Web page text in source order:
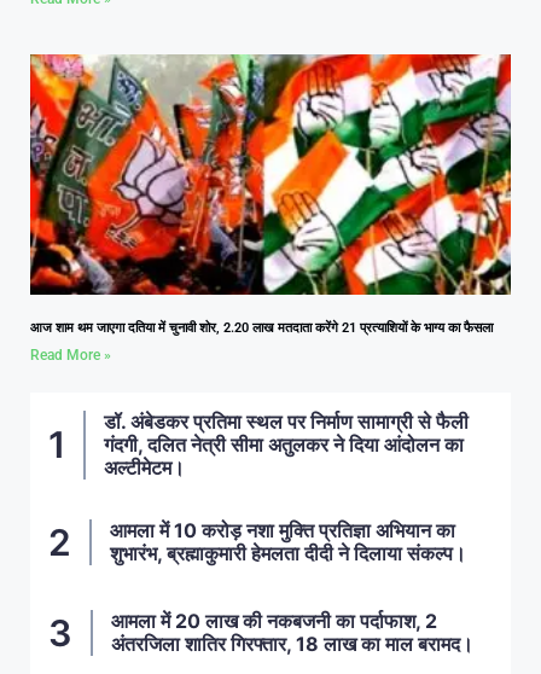
आज शाम थम जाएगा दतिया में चुनावी शोर, 2.20 लाख मतदाता करेंगे 21 प्रत्याशियों के भाग्य का फैसला
Read More »
डॉ. अंबेडकर प्रतिमा स्थल पर निर्माण सामाग्री से फैली
गंदगी, दलित नेत्री सीमा अतुलकर ने दिया आंदोलन का
अल्टीमेटम।
आमला में 10 करोड़ नशा मुक्ति प्रतिज्ञा अभियान का
शुभारंभ, ब्रह्माकुमारी हेमलता दीदी ने दिलाया संकल्प।
आमला में 20 लाख की नकबजनी का पर्दाफाश, 2
अंतरजिला शातिर गिरफ्तार, 18 लाख का माल बरामद।